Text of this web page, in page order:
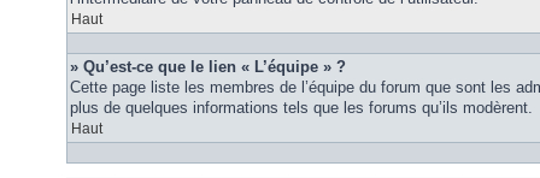
Haut
» Qu’est-ce que le lien « L’équipe » ?
Cette page liste les membres de l’équipe du forum que sont les
plus de quelques informations tels que les forums qu’ils modèrent.
Haut